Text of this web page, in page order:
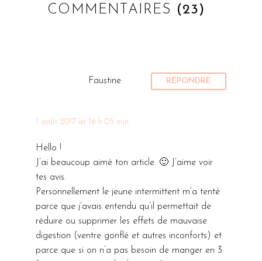
cela fait
commencé a
testé le jeûne
INCAPABLE…
Si vous envisagez
de devenir
à la française),
ou bien si vous
végétalien, il…
[Livre] Être
végétarien
à envisager
de devenir
hasard sur
Fnac (oui
enfin mon
rayon
préféré là
bas est
COMMENTAIRES (23)
Faustine
1 août 2017 at 16 h 05 min
RÉPONDRE
Hello !
J’ai beaucoup aimé ton article. 🙂 J’aime voir
tes avis.
Personnellement le jeune intermittent m’a tenté
parce que j’avais entendu qu’il permettait de
réduire ou supprimer les effets de mauvaise
digestion (ventre gonflé et autres inconforts) et
parce que si on n’a pas besoin de manger en 3